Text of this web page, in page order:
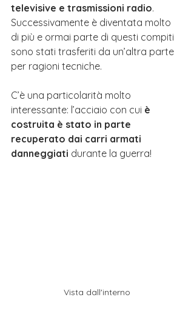
televisive e trasmissioni radio.
Successivamente è diventata molto
di più e ormai parte di questi compiti
sono stati trasferiti da un’altra parte
per ragioni tecniche.
C’è una particolarità molto
interessante: l’acciaio con cui è
costruita è stato in parte
recuperato dai carri armati
danneggiati durante la guerra!
Vista dall'interno